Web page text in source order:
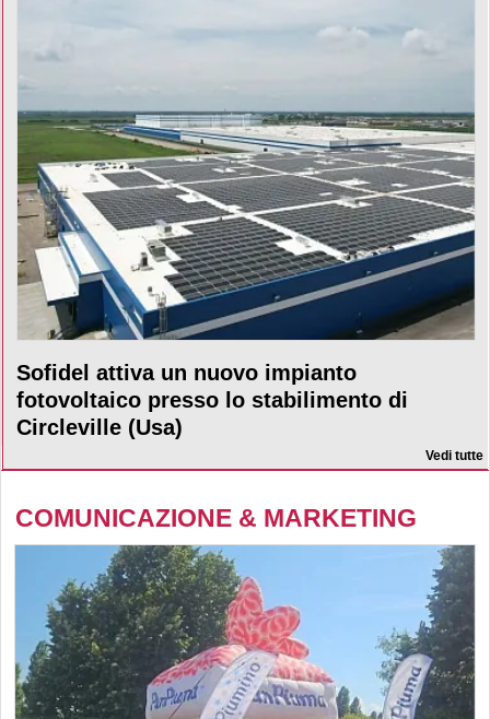
Sofidel attiva un nuovo impianto
fotovoltaico presso lo stabilimento di
Circleville (Usa)
Vedi tutte
COMUNICAZIONE & MARKETING